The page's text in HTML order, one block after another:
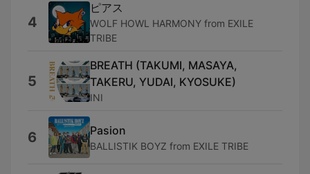
4
ピアス
WOLF HOWL HARMONY from EXILE
TRIBE
5
BREATH (TAKUMI, MASAYA,
TAKERU, YUDAI, KYOSUKE)
INI
6 Pasion
BALLISTIK BOYZ from EXILE TRIBE